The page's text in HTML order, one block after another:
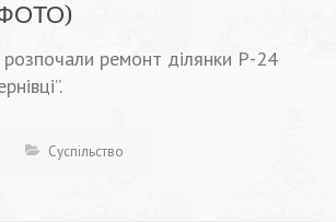
ремонт ділянки Р-24
Суспільство